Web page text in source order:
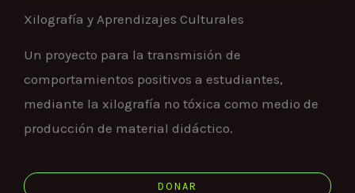
Xilografía y Aprendizajes Culturales
Un proyecto para la transmisión de
comportamientos positivos a estudiantes,
mediante la xilografía no tóxica como medio de
producción de material didáctico.
DONAR